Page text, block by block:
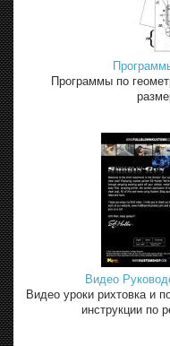
Программы по
Видео
Видео уроки рихтовка и
инструкции по